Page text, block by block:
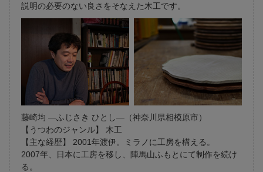
説明の必要のない良さをそなえた木工です。
藤崎均 ―ふじさき ひとし―（神奈川県相模原市）
【うつわのジャンル】 木工
【主な経歴】 2001年渡伊。ミラノに工房を構える。
2007年、日本に工房を移し、陣馬山ふもとにて制作を続け
る。